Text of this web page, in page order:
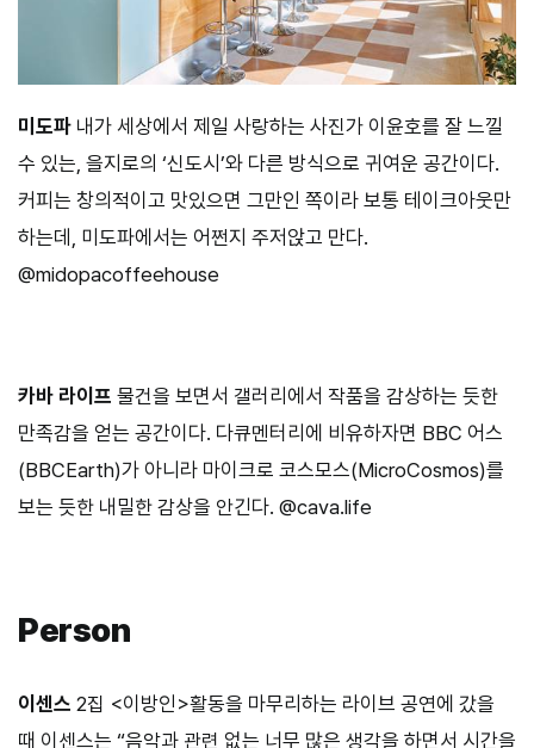
미도파 내가 세상에서 제일 사랑하는 사진가 이윤호를 잘 느낄
수 있는, 을지로의 ‘신도시’와 다른 방식으로 귀여운 공간이다.
커피는 창의적이고 맛있으면 그만인 쪽이라 보통 테이크아웃만
하는데, 미도파에서는 어쩐지 주저앉고 만다.
@midopacoffeehouse
카바 라이프 물건을 보면서 갤러리에서 작품을 감상하는 듯한
만족감을 얻는 공간이다. 다큐멘터리에 비유하자면 BBC 어스
(BBCEarth)가 아니라 마이크로 코스모스(MicroCosmos)를
보는 듯한 내밀한 감상을 안긴다. @cava.life
Person
이센스 2집 <이방인>활동을 마무리하는 라이브 공연에 갔을
때 이센스는 “음악과 관련 없는 너무 많은 생각을 하면서 시간을